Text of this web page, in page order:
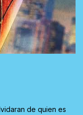
de quien es